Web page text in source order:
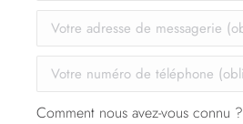
Comment nous avez-vous connu ?